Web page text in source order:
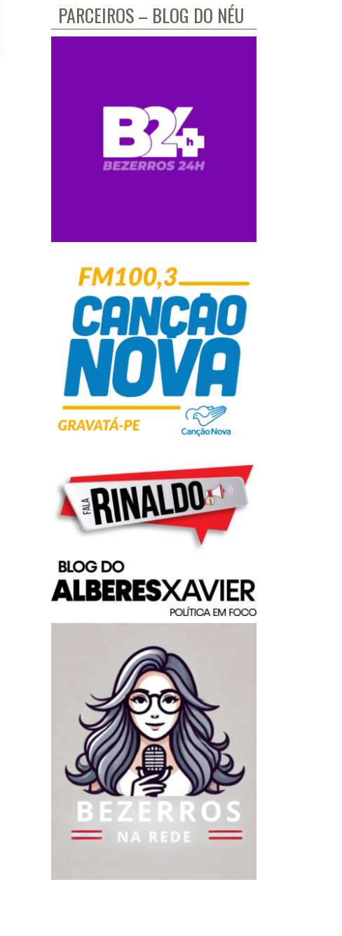
PARCEIROS – BLOG DO NÉU